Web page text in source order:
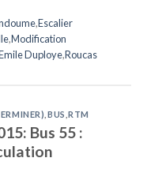
,Escalier
,Modification
Duploye,Roucas
BUS ,RTM
Bus 55 :